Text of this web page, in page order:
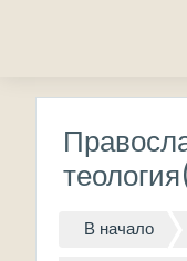
В начало